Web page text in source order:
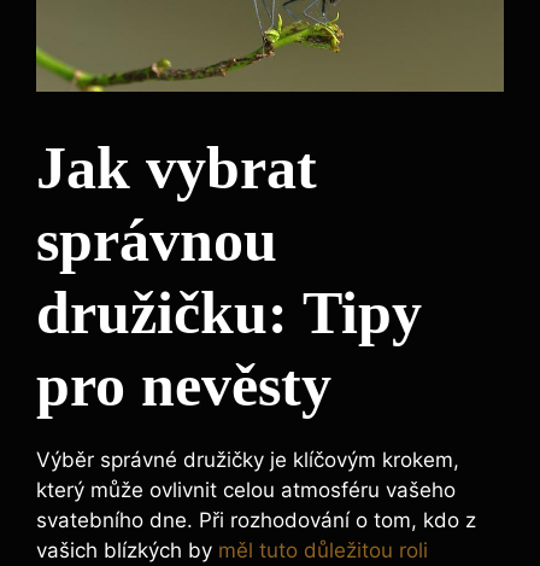
Jak ⁣vybrat
správnou
⁤družičku: Tipy
pro nevěsty
Výběr správné družičky je klíčovým​ krokem,
který ​může ovlivnit celou atmosféru⁣ vašeho
svatebního dne. Při rozhodování o ‍tom, kdo z
vašich blízkých‌ by měl tuto důležitou roli